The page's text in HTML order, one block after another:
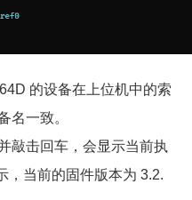
的设备在上位机中的索
名一致。
敲击回车，会显示当前执
，当前的固件版本为 3.2.